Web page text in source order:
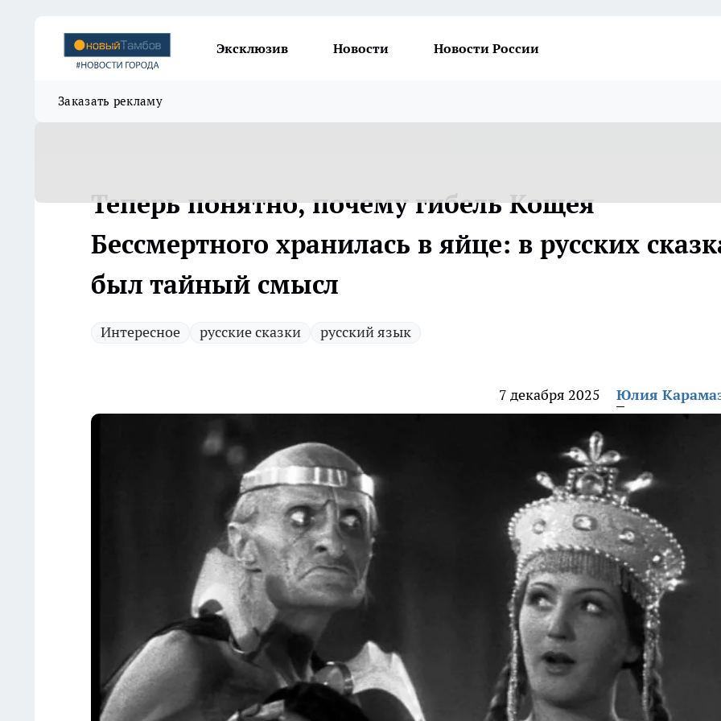
Эксклюзив Новости Новости России
Заказать рекламу
Теперь понятно, почему гибель Кощея
Бессмертного хранилась в яйце: в русских
был тайный смысл
Интересное русские сказки русский язык
7 декабря 2025 Юлия